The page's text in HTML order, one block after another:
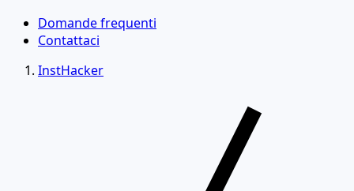
Domande frequenti
Contattaci
InstHacker